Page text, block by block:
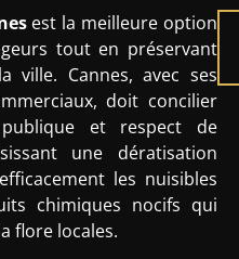
est la meilleure option
tout en préservant
ville. Cannes, avec ses
doit concilier
et respect de
une dératisation
les nuisibles
chimiques nocifs qui
flore locales.